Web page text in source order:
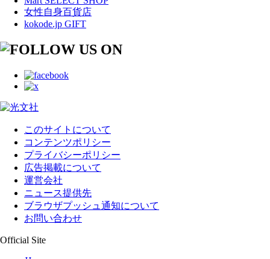
女性自身百貨店
kokode.jp GIFT
このサイトについて
コンテンツポリシー
プライバシーポリシー
広告掲載について
運営会社
ニュース提供先
ブラウザプッシュ通知について
お問い合わせ
Official Site